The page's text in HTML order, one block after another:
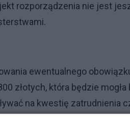
rozporządzenia nie jest
ewentualnego
złotych, która będzie mogła
na kwestię zatrudnienia